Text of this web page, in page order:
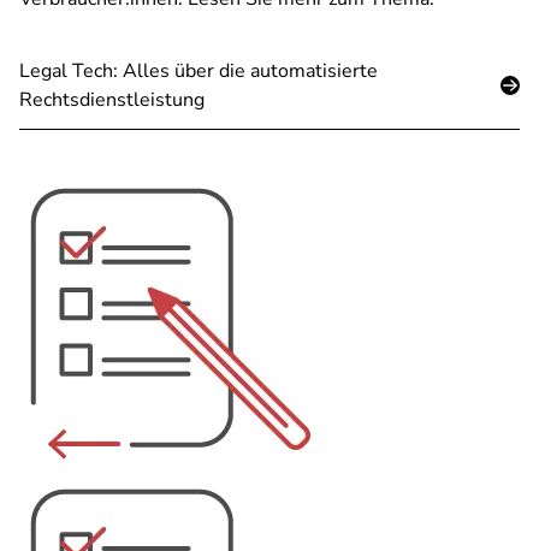
Legal Tech: Alles über die automatisierte
Rechtsdienstleistung